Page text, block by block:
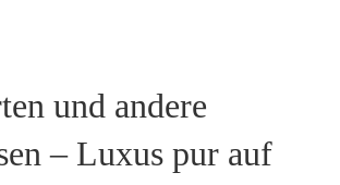
und andere
– Luxus pur auf